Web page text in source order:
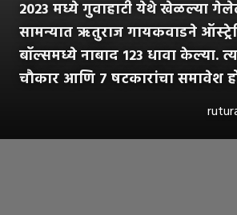
2023 मध्ये गुवाहाटी येथे खेळल्या
सामन्यात ऋतुराज गायकवाडने
बॉल्समध्ये नाबाद 123 धावा केल्या.
चौकार आणि 7 षटकारांचा समावेश